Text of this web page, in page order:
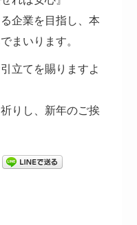
企業を目指し、本
まいります。
立てを賜りますよ
りし、新年のご挨